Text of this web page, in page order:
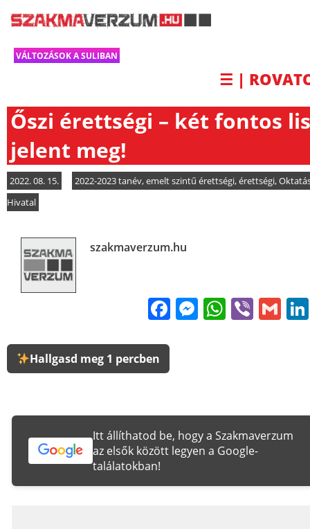
VÁLTOZÁSOK A SULIBAN
☰ |
Őszi érettségi – két fontos
jelent meg!
2022. 08. 15. 2022-2023 tanév,emelt szintű érettségi,érettségi,
Hivatal
szakmaverzum.hu
FacebookViber
Hallgasd meg 1 percben
Itt állíthatod be, hogy a Szakmaverzum
az elsők között legyen a Google-
találatokban!